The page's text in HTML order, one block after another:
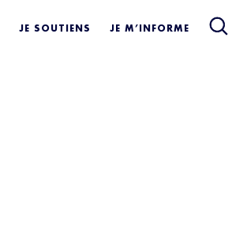
JE SOUTIENS JE M’INFORME